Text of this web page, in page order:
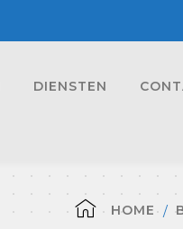
DIENSTEN
HOME